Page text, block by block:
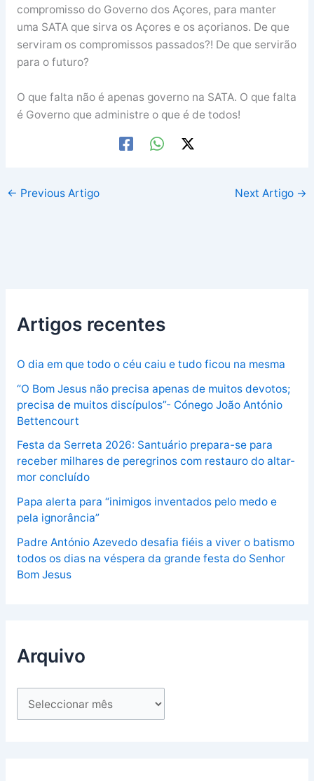
compromisso do Governo dos Açores, para manter
uma SATA que sirva os Açores e os açorianos. De que
serviram os compromissos passados?! De que servirão
para o futuro?
O que falta não é apenas governo na SATA. O que falta
é Governo que administre o que é de todos!
← Previous Artigo Next Artigo →
Artigos recentes
O dia em que todo o céu caiu e tudo ficou na mesma
“O Bom Jesus não precisa apenas de muitos devotos;
precisa de muitos discípulos”- Cónego João António
Bettencourt
Festa da Serreta 2026: Santuário prepara-se para
receber milhares de peregrinos com restauro do altar-
mor concluído
Papa alerta para “inimigos inventados pelo medo e
pela ignorância”
Padre António Azevedo desafia fiéis a viver o batismo
todos os dias na véspera da grande festa do Senhor
Bom Jesus
Arquivo